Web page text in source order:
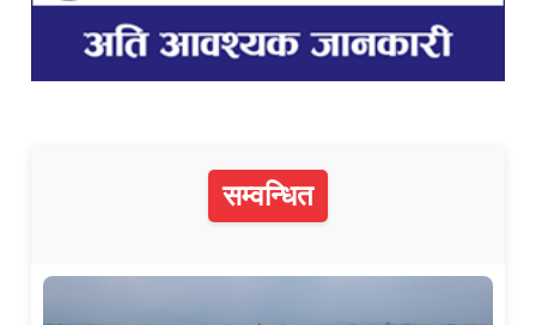
सम्वन्धित